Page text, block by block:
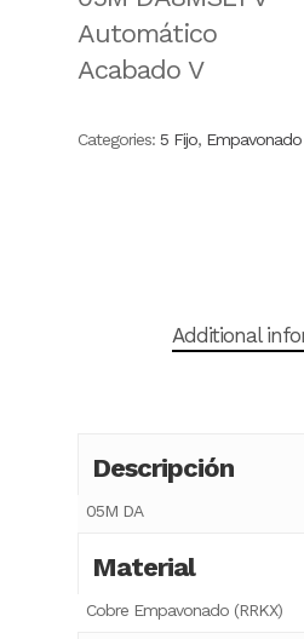
Automático
Acabado V
Categories: 5 Fijo,
Additional
Descripción
05M DA
Material
Cobre Empavonado (RRKX)